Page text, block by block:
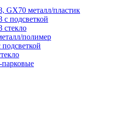
GX70 металл/пластик
подсветкой
стекло
полимер